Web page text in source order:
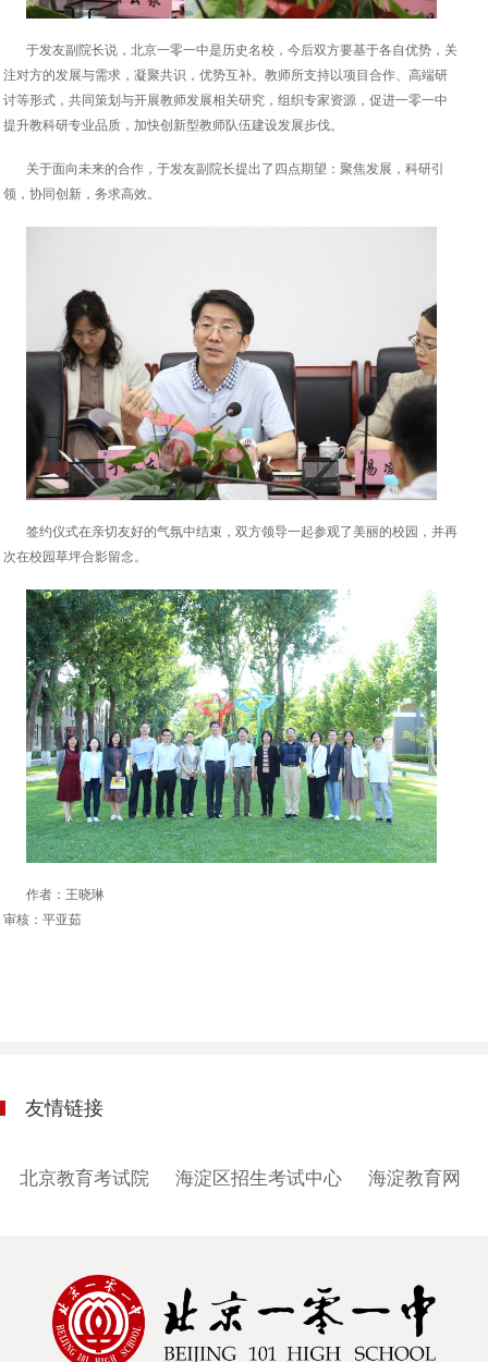
于发友副院长说，北京一零一中是历史名校，今后双方要基于各自优势，关
注对方的发展与需求，凝聚共识，优势互补。教师所支持以项目合作、高端研
讨等形式，共同策划与开展教师发展相关研究，组织专家资源，促进一零一中
提升教科研专业品质，加快创新型教师队伍建设发展步伐。
关于面向未来的合作，于发友副院长提出了四点期望：聚焦发展，科研引
领，协同创新，务求高效。
签约仪式在亲切友好的气氛中结束，双方领导一起参观了美丽的校园，并再
次在校园草坪合影留念。
作者：王晓琳
审核：平亚茹
友情链接
北京教育考试院 海淀区招生考试中心 海淀教育网